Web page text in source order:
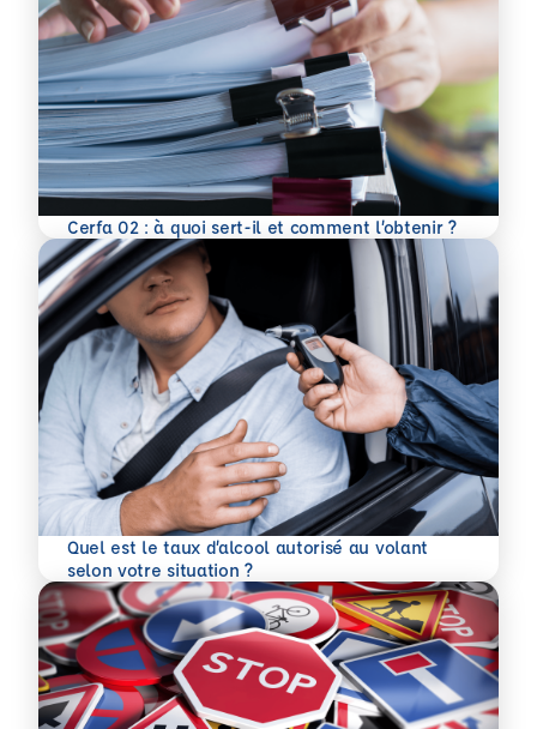
Cerfa 02 : à quoi sert-il et comment l’obtenir ?
En savoir plus
Quel est le taux d’alcool autorisé au volant
selon votre situation ?
En savoir plus